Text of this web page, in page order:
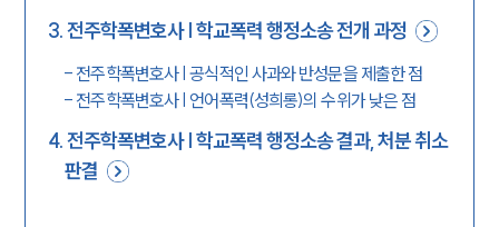
3.전주학폭변호사 | 학교폭력 행정소송 전개 과정
- 전주학폭변호사 | 공식적인 사과와 반성문을 제출한 점
- 전주학폭변호사 | 언어폭력(성희롱)의 수위가 낮은 점
4.전주학폭변호사 | 학교폭력 행정소송 결과, 처분 취소
판결